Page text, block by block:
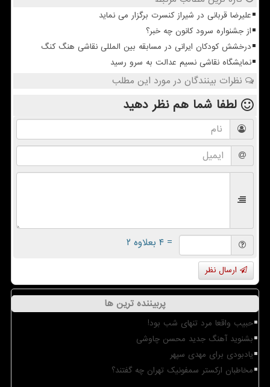
علیرضا قربانی در شیراز کنسرت برگزار می نماید
از جشنواره سرود کانون چه خبر؟
درخشش کودکان ایرانی در مسابقه بین المللی نقاشی هنگ کنگ
نمایشگاه نقاشی نسیم عدالت به سرو رسید
نظرات بینندگان در مورد این مطلب
لطفا شما همنظر دهید
= ۴ بعلاوه ۲
ارسال نظر
پربیننده ترین ها
حبیب واقعا مرد تنهای شب بود!
بشنوید آهنگ جدید محسن چاوشی
یادبودی برای مهدی سپهر
مخاطبان ارکستر سمفونیک تهران چه گفتند؟